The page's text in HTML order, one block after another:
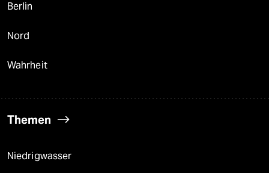
Berlin
Nord
Wahrheit
Themen
Niedrigwasser